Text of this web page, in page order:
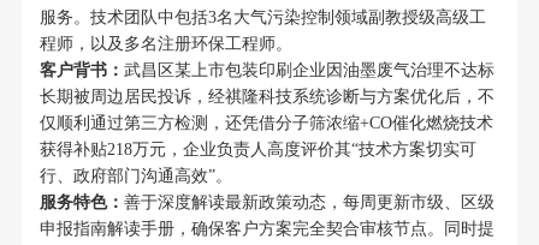
服务。技术团队中包括3名大气污染控制领域副教授级高级工
程师，以及多名注册环保工程师。
客户背书： 武昌区某上市包装印刷企业因油墨废气治理不达标
长期被周边居民投诉，经祺隆科技系统诊断与方案优化后，不
仅顺利通过第三方检测，还凭借分子筛浓缩+CO催化燃烧技术
获得补贴218万元，企业负责人高度评价其“技术方案切实可
行、政府部门沟通高效”。
服务特色： 善于深度解读最新政策动态，每周更新市级、区级
申报指南解读手册，确保客户方案完全契合审核节点。同时提